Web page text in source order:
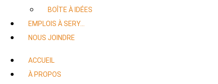
BOÎTE À IDÉES
EMPLOIS À SERY…
NOUS JOINDRE
ACCUEIL
À PROPOS